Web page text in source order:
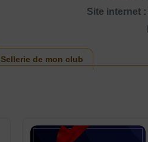
Site internet :
Sellerie de mon club